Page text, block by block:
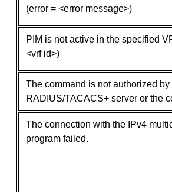
(error = <error message>)
PIM is not active in the specified
<vrf id>)
The command is not authorized by
RADIUS/TACACS+ server or the
The connection with the IPv4
program failed.